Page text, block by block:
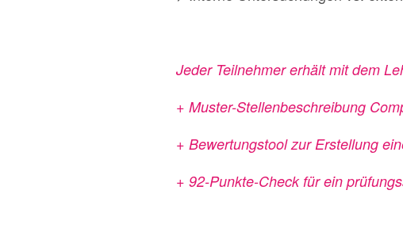
Jeder Teilnehmer erhält mit dem
+ Muster-Stellenbeschreibung
+ Bewertungstool zur Erstellung
+ 92-Punkte-Check für ein